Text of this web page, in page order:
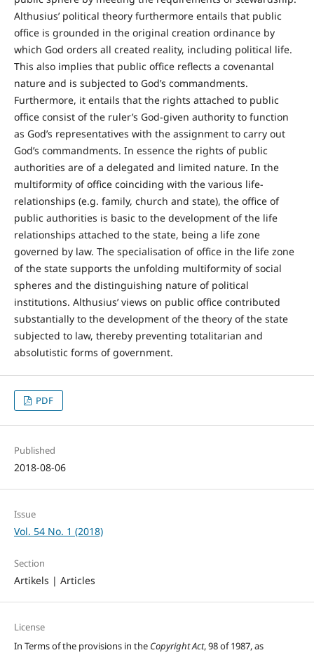
Althusius’ political theory furthermore entails that public
office is grounded in the original creation ordinance by
which God orders all created reality, including political life.
This also implies that public office reflects a covenantal
nature and is subjected to God’s commandments.
Furthermore, it entails that the rights attached to public
office consist of the ruler’s God-given authority to function
as God’s representatives with the assignment to carry out
God’s commandments. In essence the rights of public
authorities are of a delegated and limited nature. In the
multiformity of office coinciding with the various life-
relationships (e.g. family, church and state), the office of
public authorities is basic to the development of the life
relationships attached to the state, being a life zone
governed by law. The specialisation of office in the life zone
of the state supports the unfolding multiformity of social
spheres and the distinguishing nature of political
institutions. Althusius’ views on public office contributed
substantially to the development of the theory of the state
subjected to law, thereby preventing totalitarian and
absolutistic forms of government.
PDF
Published
2018-08-06
Issue
Vol. 54 No. 1 (2018)
Section
Artikels | Articles
License
In Terms of the provisions in the Copyright Act, 98 of 1987, as